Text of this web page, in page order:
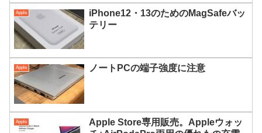
Apple
iPhone12・13のためのMagSafeバッ
テリー
Apple ノートPCの端子強度に注意
Apple
Apple Store専用販売。Appleウォッ